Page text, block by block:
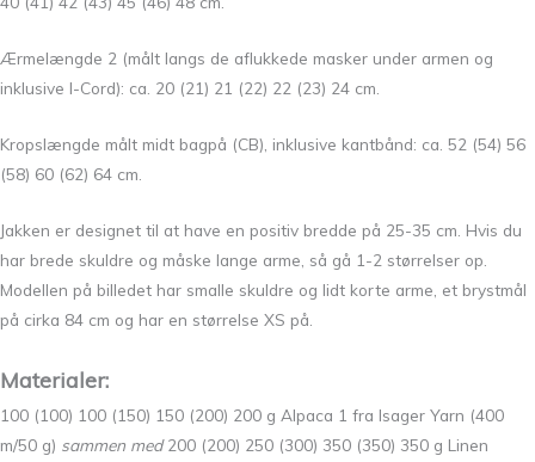
Ærmelængde 2 (målt langs de aflukkede masker under armen og
inklusive I-Cord): ca. 20 (21) 21 (22) 22 (23) 24 cm.
Kropslængde målt midt bagpå (CB), inklusive kantbånd: ca. 52 (54) 56
(58) 60 (62) 64 cm.
Jakken er designet til at have en positiv bredde på 25-35 cm. Hvis du
har brede skuldre og måske lange arme, så gå 1-2 størrelser op.
Modellen på billedet har smalle skuldre og lidt korte arme, et brystmål
på cirka 84 cm og har en størrelse XS på.
Materialer:
100 (100) 100 (150) 150 (200) 200 g Alpaca 1 fra Isager Yarn (400
m/50 g) sammen med200 (200) 250 (300) 350 (350) 350 g Linen